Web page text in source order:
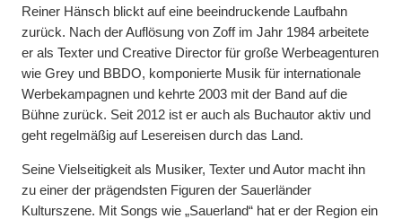
Reiner Hänsch blickt auf eine beeindruckende Laufbahn
zurück. Nach der Auflösung von Zoff im Jahr 1984 arbeitete
er als Texter und Creative Director für große Werbeagenturen
wie Grey und BBDO, komponierte Musik für internationale
Werbekampagnen und kehrte 2003 mit der Band auf die
Bühne zurück. Seit 2012 ist er auch als Buchautor aktiv und
geht regelmäßig auf Lesereisen durch das Land.
Seine Vielseitigkeit als Musiker, Texter und Autor macht ihn
zu einer der prägendsten Figuren der Sauerländer
Kulturszene. Mit Songs wie „Sauerland“ hat er der Region ein